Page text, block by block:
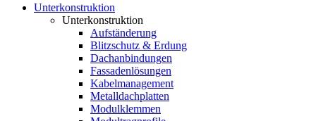
Unterkonstruktion
Unterkonstruktion
Aufständerung
Blitzschutz & Erdung
Dachanbindungen
Fassadenlösungen
Kabelmanagement
Metalldachplatten
Modulklemmen